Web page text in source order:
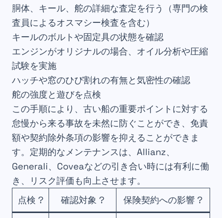
胴体、キール、舵の詳細な査定を行う（専門の検
査員によるオスマシー検査を含む）
キールのボルトや固定具の状態を確認
エンジンがオリジナルの場合、オイル分析や圧縮
試験を実施
ハッチや窓のひび割れの有無と気密性の確認
舵の強度と遊びを点検
この手順により、古い船の重要ポイントに対する
怠慢から来る事故を未然に防ぐことができ、免責
額や契約除外条項の影響を抑えることができま
す。定期的なメンテナンスは、Allianz、
Generali、Coveaなどの引き合い時には有利に働
き、リスク評価も向上させます。
点検 ?
確認対象 ?️ 保険契約への影響 ?